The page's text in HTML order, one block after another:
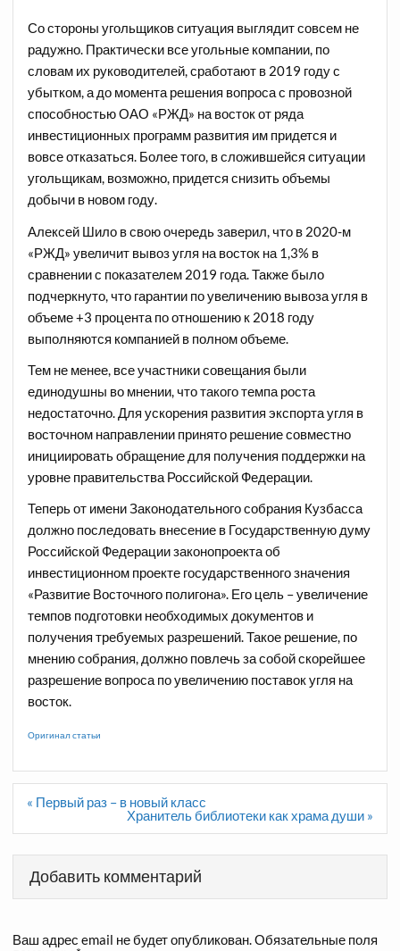
Со стороны угольщиков ситуация выглядит совсем не
радужно. Практически все угольные компании, по
словам их руководителей, сработают в 2019 году с
убытком, а до момента решения вопроса с провозной
способностью ОАО «РЖД» на восток от ряда
инвестиционных программ развития им придется и
вовсе отказаться. Более того, в сложившейся ситуации
угольщикам, возможно, придется снизить объемы
добычи в новом году.
Алексей Шило в свою очередь заверил, что в 2020-м
«РЖД» увеличит вывоз угля на восток на 1,3% в
сравнении с показателем 2019 года. Также было
подчеркнуто, что гарантии по увеличению вывоза угля в
объеме +3 процента по отношению к 2018 году
выполняются компанией в полном объеме.
Тем не менее, все участники совещания были
единодушны во мнении, что такого темпа роста
недостаточно. Для ускорения развития экспорта угля в
восточном направлении принято решение совместно
инициировать обращение для получения поддержки на
уровне правительства Российской Федерации.
Теперь от имени Законодательного собрания Кузбасса
должно последовать внесение в Государственную думу
Российской Федерации законопроекта об
инвестиционном проекте государственного значения
«Развитие Восточного полигона». Его цель – увеличение
темпов подготовки необходимых документов и
получения требуемых разрешений. Такое решение, по
мнению собрания, должно повлечь за собой скорейшее
разрешение вопроса по увеличению поставок угля на
восток.
Оригинал статьи
Навигация
« Первый раз – в новый класс
Хранитель библиотеки как храма души »
Добавить комментарий
Ваш адрес email не будет опубликован.Обязательные поля